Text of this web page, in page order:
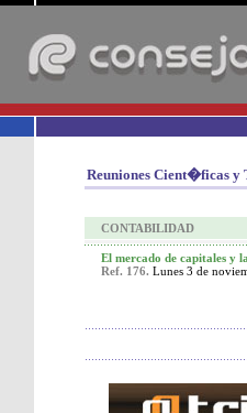
Reuniones Cient�ficas
CONTABILIDAD
El mercado de capitales y
Ref. 176. Lunes 3 de